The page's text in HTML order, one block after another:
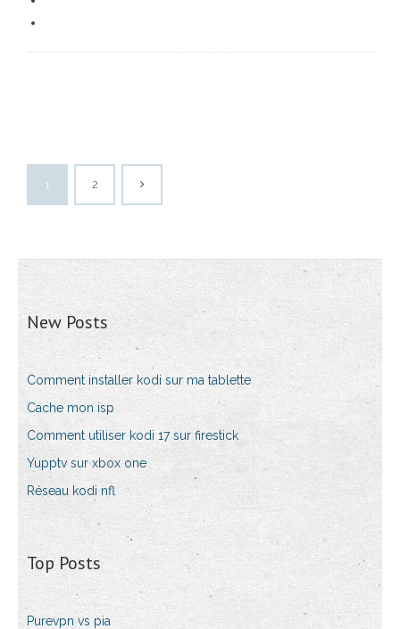
1 2
New Posts
Comment installer kodi sur ma tablette
Cache mon isp
Comment utiliser kodi 17 sur firestick
Yupptv sur xbox one
Réseau kodi nfl
Top Posts
Purevpn vs pia